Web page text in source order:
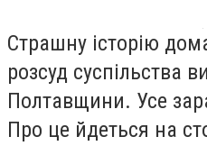
Страшну історію
розсуд суспільства
Полтавщини. Усе
Про це йдеться на